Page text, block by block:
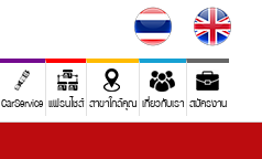
CarService แฟรนไชส์ สาขาใกล้คุณ เกี่ยวกับเรา สมัครงาน